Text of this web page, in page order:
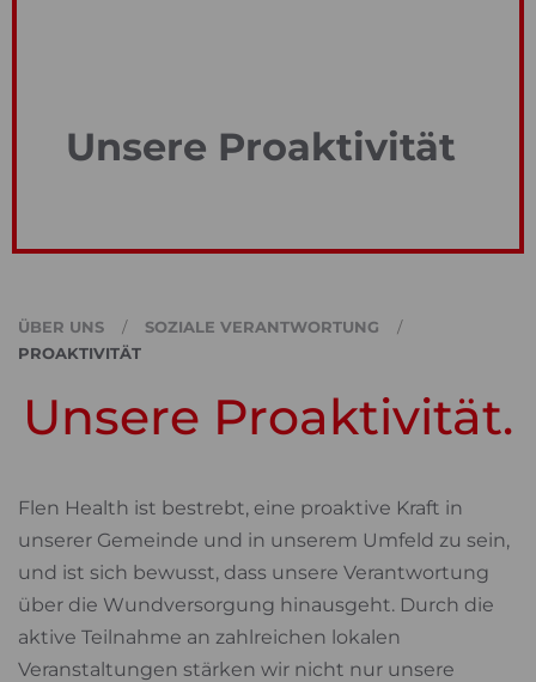
Unsere Proaktivität
ÜBER UNS
SOZIALE VERANTWORTUNG
PROAKTIVITÄT
Unsere Proaktivität.
Flen Health ist bestrebt, eine proaktive Kraft in
unserer Gemeinde und in unserem Umfeld zu sein,
und ist sich bewusst, dass unsere Verantwortung
über die Wundversorgung hinausgeht. Durch die
aktive Teilnahme an zahlreichen lokalen
Veranstaltungen stärken wir nicht nur unsere